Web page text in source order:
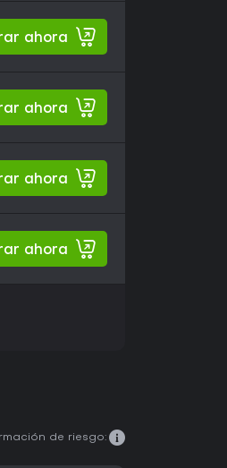
ahora
ahora
ahora
ahora
de riesgo: